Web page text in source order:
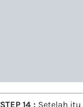
STEP 14 : Setelah itu